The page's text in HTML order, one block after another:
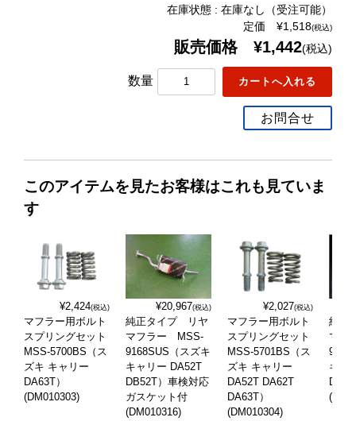
在庫状態 : 在庫なし（受注可能）
定価 ¥1,518(税込)
販売価格 ¥1,442(税込)
数量
お問合せ
このアイテムを見たお客様はこれも見ていま
す
¥2,424(税込)
マフラー用ボルト
スプリングセット
MSS-5700BS（ス
ズキ キャリー
DA63T）
(DM010303)
¥20,967(税込)
純正タイプ リヤ
マフラー MSS-
9168SUS（スズキ
キャリー DA52T
DB52T）車検対応
ガスケット付
(DM010316)
¥2,027(税込)
マフラー用ボルト
スプリングセット
MSS-5701BS（ス
ズキ キャリー
DA52T DA62T
DA63T）
(DM010304)
純正
マフ
キャ